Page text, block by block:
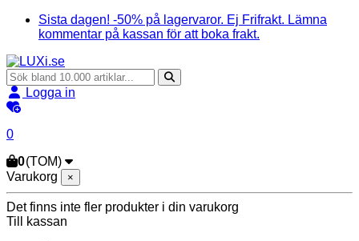
Sista dagen! -50% på lagervaror. Ej Frifrakt. Lämna
kommentar på kassan för att boka frakt.
Logga in
0
0(TOM)
Varukorg
×
Det finns inte fler produkter i din varukorg
Till kassan